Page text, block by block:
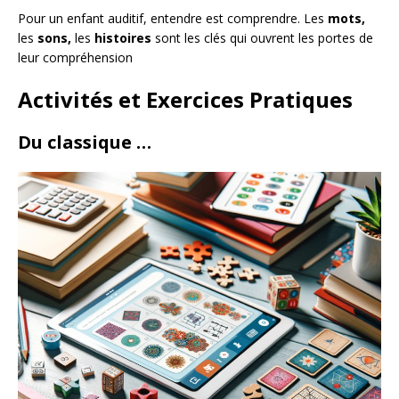
Pour un enfant auditif, entendre est comprendre. Les mots,
les sons, les histoires sont les clés qui ouvrent les portes de
leur compréhension
Activités et Exercices Pratiques
Du classique …